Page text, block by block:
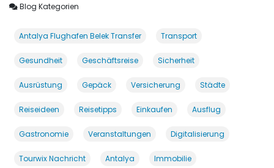
Blog Kategorien
Antalya Flughafen Belek Transfer Transport
Gesundheit Geschäftsreise Sicherheit
Ausrüstung Gepäck Versicherung Städte
Reiseideen Reisetipps Einkaufen Ausflug
Gastronomie Veranstaltungen Digitalisierung
Tourwix Nachricht Antalya Immobilie